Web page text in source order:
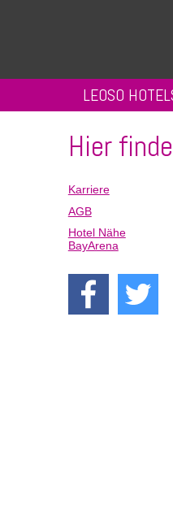
LEOSO
Hier
Navigation
überspringen
Karriere
AGB
Hotel Nähe
BayArena